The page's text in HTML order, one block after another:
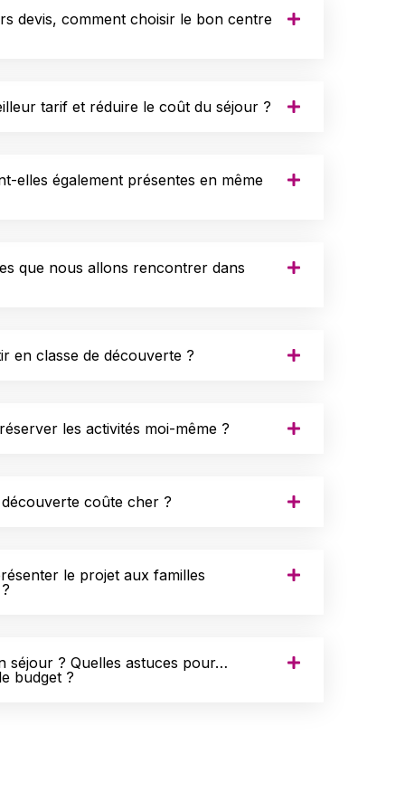
devis, comment choisir le bon centre
tarif et réduire le coût du séjour ?
elles également présentes en même
que nous allons rencontrer dans
en classe de découverte ?
les activités moi-même ?
découverte coûte cher ?
le projet aux familles
séjour ? Quelles astuces pour…
budget ?